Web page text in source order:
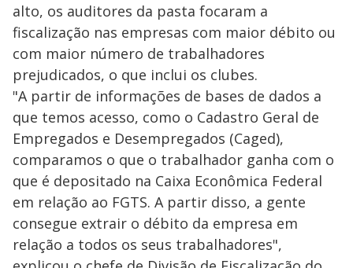
alto, os auditores da pasta focaram a
fiscalização nas empresas com maior débito ou
com maior número de trabalhadores
prejudicados, o que inclui os clubes.
"A partir de informações de bases de dados a
que temos acesso, como o Cadastro Geral de
Empregados e Desempregados (Caged),
comparamos o que o trabalhador ganha com o
que é depositado na Caixa Econômica Federal
em relação ao FGTS. A partir disso, a gente
consegue extrair o débito da empresa em
relação a todos os seus trabalhadores",